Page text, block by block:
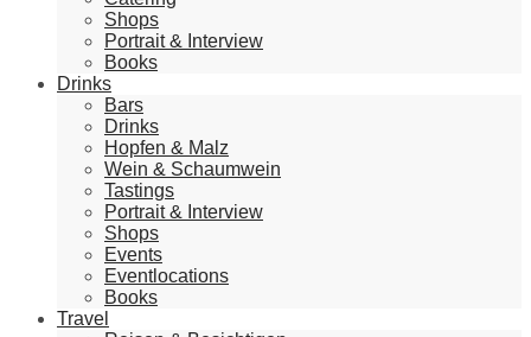
Shops
Portrait & Interview
Books
Drinks
Bars
Drinks
Hopfen & Malz
Wein & Schaumwein
Tastings
Portrait & Interview
Shops
Events
Eventlocations
Books
Travel